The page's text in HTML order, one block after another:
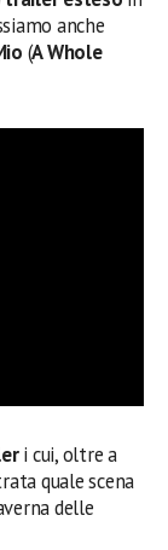
anche
(A Whole
i cui, oltre a
quale scena
delle